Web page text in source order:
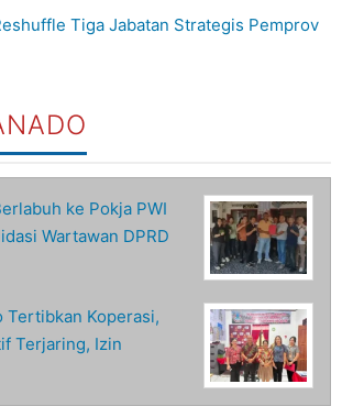
Tiga Jabatan Strategis Pemprov
ke Pokja PWI
Wartawan DPRD
Tertibkan Koperasi,
Terjaring, Izin